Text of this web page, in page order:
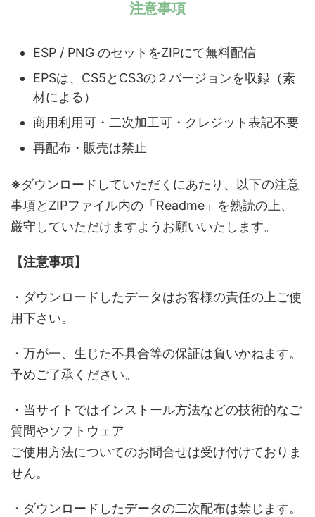
注意事項
ESP / PNG のセットをZIPにて無料配信
EPSは、CS5とCS3の２バージョンを収録（素
材による）
商用利用可・二次加工可・クレジット表記不要
再配布・販売は禁止
※ダウンロードしていただくにあたり、以下の注意
事項とZIPファイル内の「Readme」を熟読の上、
厳守していただけますようお願いいたします。
【注意事項】
・ダウンロードしたデータはお客様の責任の上ご使
用下さい。
・万が一、生じた不具合等の保証は負いかねます。
予めご了承ください。
・当サイトではインストール方法などの技術的なご
質問やソフトウェア
ご使用方法についてのお問合せは受け付けておりま
せん。
・ダウンロードしたデータの二次配布は禁じます。